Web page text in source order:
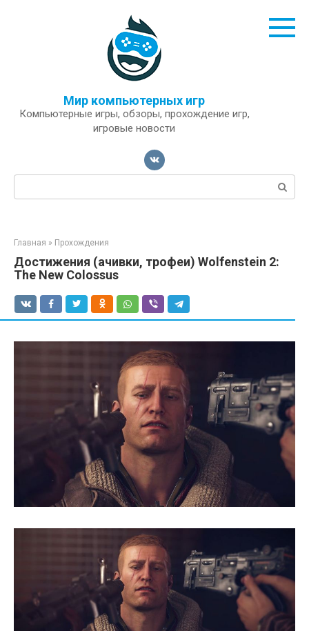
Мир компьютерных игр
Компьютерные игры, обзоры, прохождение игр,
игровые новости
Поиск:
Главная » Прохождения
Достижения (ачивки, трофеи) Wolfenstein 2:
The New Colossus